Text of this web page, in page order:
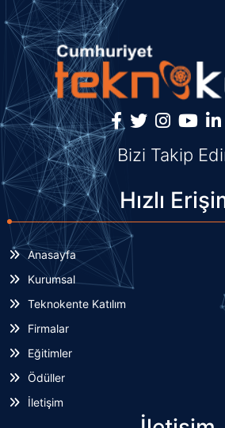
Bizi Takip
Hızlı
Anasayfa
Kurumsal
Teknokente Katılım
Firmalar
Eğitimler
Ödüller
İletişim